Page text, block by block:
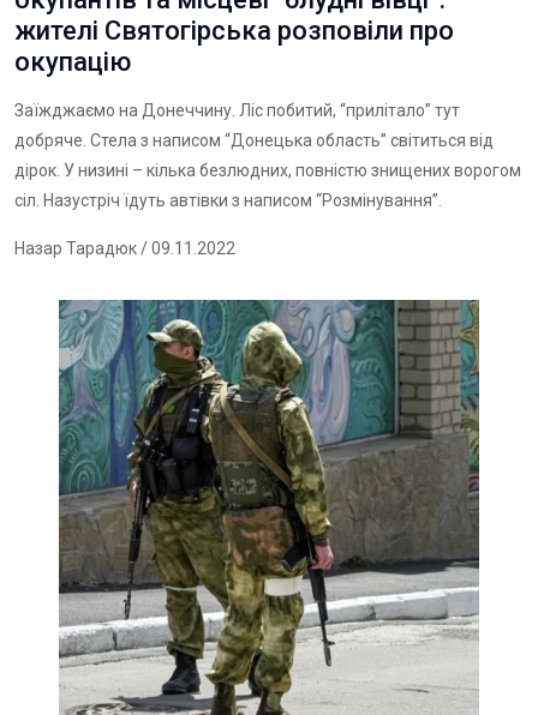
жителі Святогірська розповіли про
окупацію
Заїжджаємо на Донеччину. Ліс побитий, “прилітало” тут
добряче. Стела з написом “Донецька область” світиться від
дірок. У низині – кілька безлюдних, повністю знищених ворогом
сіл. Назустріч їдуть автівки з написом “Розмінування”.
Назар Тарадюк/ 09.11.2022